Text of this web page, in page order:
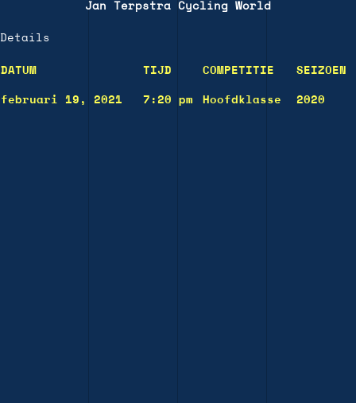
Jan Terpstra Cycling World
Details
DATUM TIJD COMPETITIE SEIZOEN
februari 19, 2021 7:20 pm Hoofdklasse 2020